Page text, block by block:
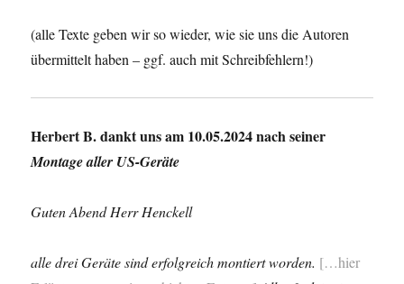
(alle Texte geben wir so wieder, wie sie uns die Autoren
übermittelt haben – ggf. auch mit Schreibfehlern!)
Herbert B. dankt uns am 10.05.2024 nach seiner
Montage aller US-Geräte
Guten Abend Herr Henckell
alle drei Geräte sind erfolgreich montiert worden. […hier